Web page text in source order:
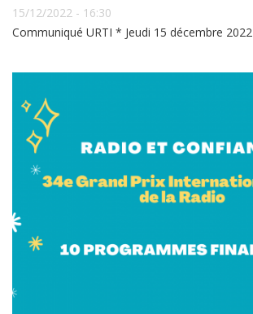
15/12/2022 - 16:30
Communiqué URTI * Jeudi 15 décembre 2022